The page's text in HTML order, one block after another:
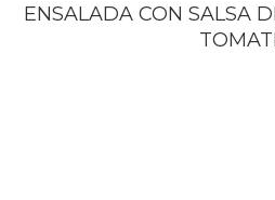
ENSALADA CON SALSA